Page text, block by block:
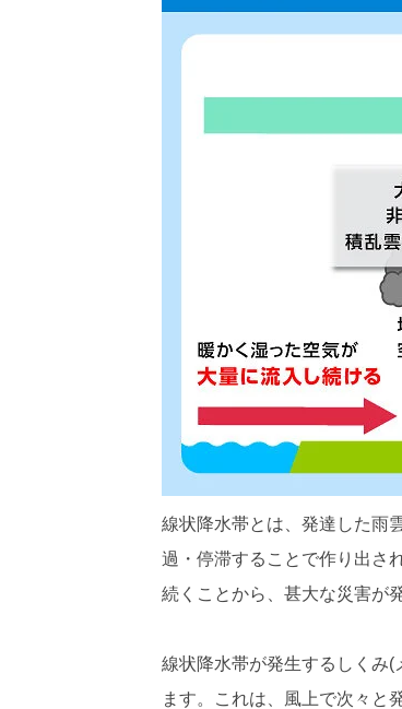
線状降水帯とは、発達した雨
過・停滞することで作り出さ
続くことから、甚大な災害が
線状降水帯が発生するしくみ(
ます。これは、風上で次々と